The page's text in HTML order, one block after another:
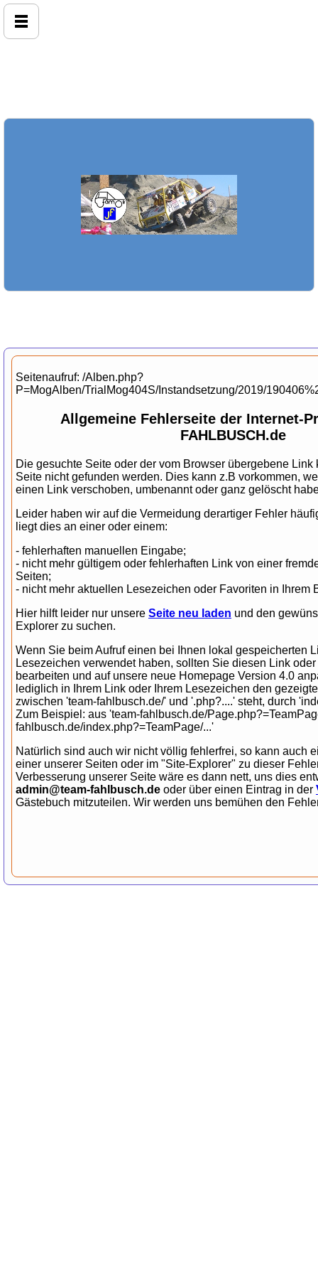
Seitenaufruf: /Alben.php?
P=MogAlben/TrialMog404S/Instandsetzung/2019/
Allgemeine Fehlerseite der Internet-
FAHLBUSCH.de
Die gesuchte Seite oder der vom Browser übergebene Link
Seite nicht gefunden werden. Dies kann z.B vorkommen,
einen Link verschoben, umbenannt oder ganz gelöscht
Leider haben wir auf die Vermeidung derartiger Fehler
liegt dies an einer oder einem:
- fehlerhaften manuellen Eingabe;
- nicht mehr gültigem oder fehlerhaften Link von einer
Seiten;
- nicht mehr aktuellen Lesezeichen oder Favoriten in Ihrem
Hier hilft leider nur unsere Seite neu laden und den
Explorer zu suchen.
Wenn Sie beim Aufruf einen bei Ihnen lokal gespeicherten
Lesezeichen verwendet haben, sollten Sie diesen Link
bearbeiten und auf unsere neue Homepage Version 4.0
lediglich in Ihrem Link oder Ihrem Lesezeichen den
zwischen 'team-fahlbusch.de/' und '.php?....' steht, durch
Zum Beispiel: aus 'team-fahlbusch.de/
fahlbusch.de/index.php?=TeamPage/...'
Natürlich sind auch wir nicht völlig fehlerfrei, so kann auch
einer unserer Seiten oder im "Site-Explorer" zu dieser
Verbesserung unserer Seite wäre es dann nett, uns dies
admin@team-fahlbusch.de oder über einen Eintrag in der
Gästebuch mitzuteilen. Wir werden uns bemühen den